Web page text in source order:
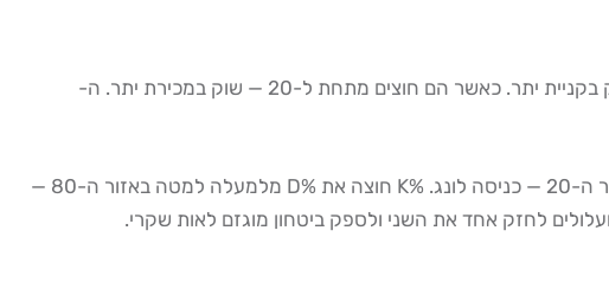
ה-Stochastic Oscillator מורכב משני קווים (%K ו-%D) ונע גם הוא בין 0 ל-100. כאשר שני הקווים חוצים מעל ל-80 — שוק בקניית יתר. כאשר הם חוצים מתחת ל-20 — שוק במכירת יתר. ה-
ה-Stochastic עם הגדרות (14, 3, 3) הוא הפרמטר הנפוץ ביותר. אות כניסה קלאסי: %K חוצה את %D מלמטה למעלה באזור ה-20 — כניסה לונג. %K חוצה את %D מלמעלה למטה באזור ה-80 —